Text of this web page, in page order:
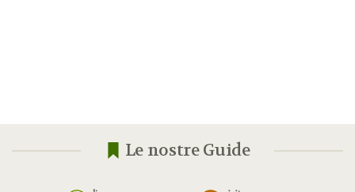
Le nostre Guide